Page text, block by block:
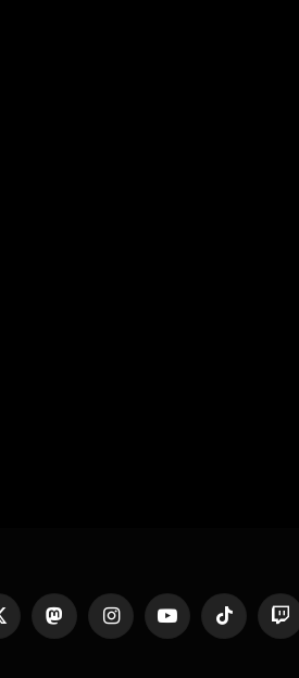
MastodonInstagramYouTubeTikTok